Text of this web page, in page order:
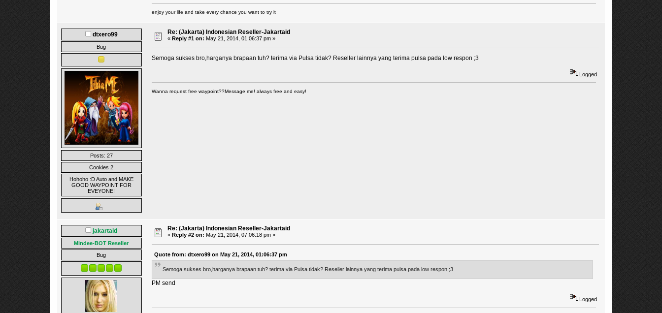
enjoy your life and take every chance you want to try it
dtxero99
Bug
Posts: 27
Cookies 2
Hohoho :D Auto and MAKE
GOOD WAYPOINT FOR
EVEYONE!
Re: (Jakarta) Indonesian Reseller-Jakartaid
« Reply #1 on: May 21, 2014, 01:06:37 pm »
Semoga sukses bro,harganya brapaan tuh? terima via Pulsa tidak? Reseller lainnya yang terima pulsa pada low respon ;3
Logged
Wanna request free waypoint??Message me! always free and easy!
jakartaid
Mindee-BOT Reseller
Bug
Re: (Jakarta) Indonesian Reseller-Jakartaid
« Reply #2 on: May 21, 2014, 07:06:18 pm »
Quote from: dtxero99 on May 21, 2014, 01:06:37 pm
Semoga sukses bro,harganya brapaan tuh? terima via Pulsa tidak? Reseller lainnya yang terima pulsa pada low respon ;3
PM send
Logged